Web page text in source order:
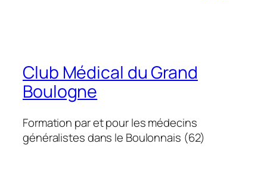
Club Médical du Grand
Boulogne
Formation par et pour les médecins
généralistes dans le Boulonnais (62)